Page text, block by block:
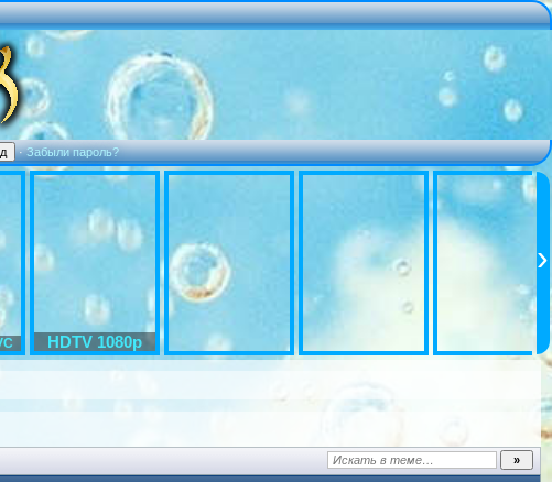
·Забыли пароль?
HDTV 1080p